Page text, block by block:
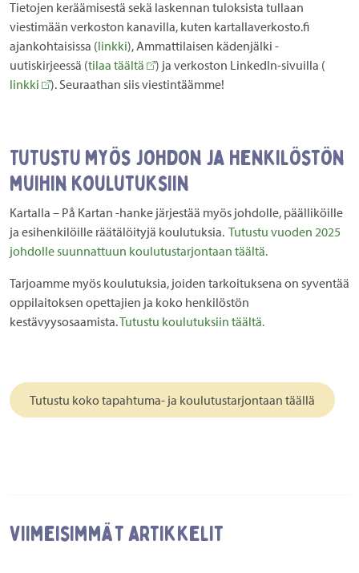
Tietojen keräämisestä sekä laskennan tuloksista tullaan
viestimään verkoston kanavilla, kuten kartallaverkosto.fi
ajankohtaisissa (linkki), Ammattilaisen kädenjälki -
uutiskirjeessä (tilaa täältä
) ja verkoston LinkedIn-sivuilla (
linkki
). Seuraathan siis viestintäämme!
Tutustu myös johdon ja henkilöstön
muihin koulutuksiin
Kartalla – På Kartan -hanke järjestää myös johdolle, päälliköille
ja esihenkilöille räätälöityjä koulutuksia. Tutustu vuoden 2025
johdolle suunnattuun koulutustarjontaan täältä.
Tarjoamme myös koulutuksia, joiden tarkoituksena on syventää
oppilaitoksen opettajien ja koko henkilöstön
kestävyysosaamista.Tutustu koulutuksiin täältä.
Tutustu koko tapahtuma- ja koulutustarjontaan täällä
Viimeisimmät artikkelit